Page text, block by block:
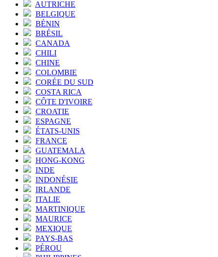
AUTRICHE
BELGIQUE
BÉNIN
BRÉSIL
CANADA
CHILI
CHINE
COLOMBIE
CORÉE DU SUD
COSTA RICA
CÔTE D'IVOIRE
CROATIE
ESPAGNE
ÉTATS-UNIS
FRANCE
GUATEMALA
HONG-KONG
INDE
INDONÉSIE
IRLANDE
ITALIE
MARTINIQUE
MAURICE
MEXIQUE
PAYS-BAS
PÉROU